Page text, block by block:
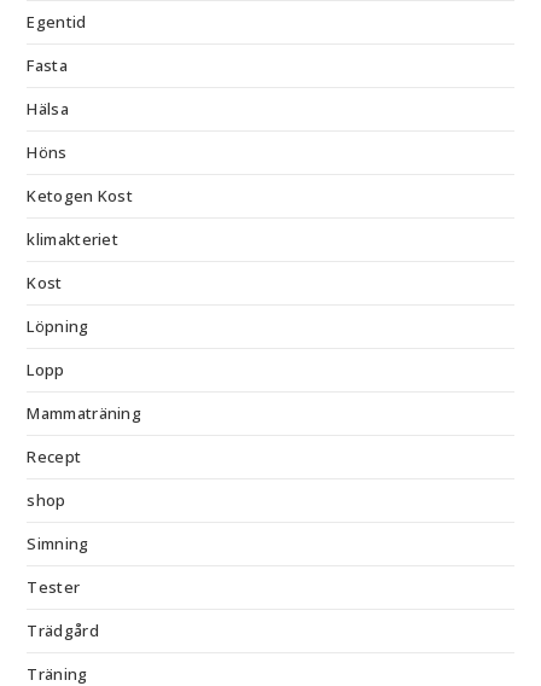
Egentid
Fasta
Hälsa
Höns
Ketogen Kost
klimakteriet
Kost
Löpning
Lopp
Mammaträning
Recept
shop
Simning
Tester
Trädgård
Träning